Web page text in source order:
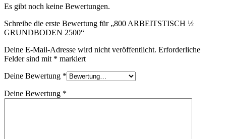
Es gibt noch keine Bewertungen.
Schreibe die erste Bewertung für „800 ARBEITSTISCH ½
GRUNDBODEN 2500“
Deine E-Mail-Adresse wird nicht veröffentlicht. Erforderliche
Felder sind mit * markiert
Deine Bewertung *
Deine Bewertung *